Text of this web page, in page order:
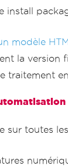
modèle
la version
traitement
sur toutes